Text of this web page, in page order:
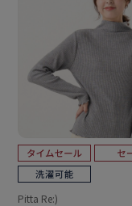
Pitta Re:)